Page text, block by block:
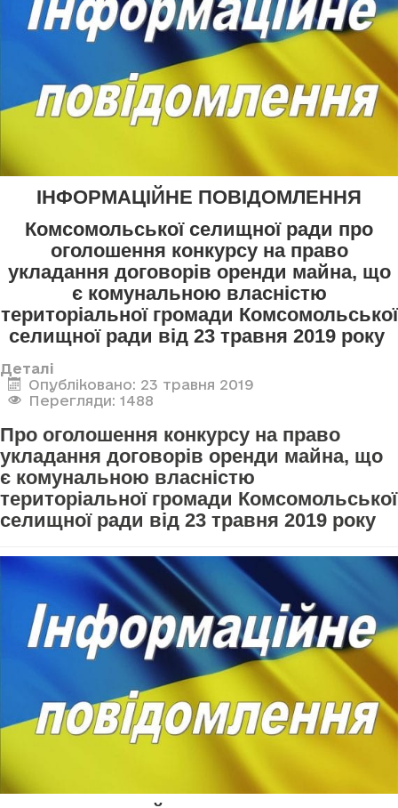
ІНФОРМАЦІЙНЕ ПОВІДОМЛЕННЯ
Комсомольської селищної ради про
оголошення конкурсу на право
укладання договорів оренди майна, що
є комунальною власністю
територіальної громади Комсомольської
селищної ради від 23 травня 2019 року
Деталі
Опубліковано: 23 травня 2019
Перегляди: 1488
Про оголошення конкурсу на право
укладання договорів оренди майна, що
є комунальною власністю
територіальної громади Комсомольської
селищної ради від 23 травня 2019 року